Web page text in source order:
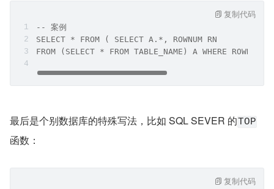
-- 案例
SELECT * FROM ( SELECT A.*, ROWNUM RN
FROM (SELECT * FROM TABLE_NAME) A WHERE
复制代码
最后是个别数据库的特殊写法，比如 SQL SEVER 的TOP
函数：
复制代码